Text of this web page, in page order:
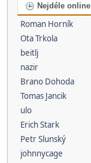
Nejdéle online
Roman Horník
Ota Trkola
beitlj
nazir
Brano Dohoda
Tomas Jancik
ulo
Erich Stark
Petr Slunský
johnnycage